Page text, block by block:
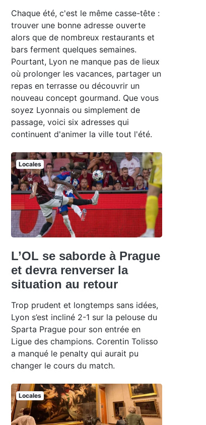
Chaque été, c'est le même casse-tête :
trouver une bonne adresse ouverte
alors que de nombreux restaurants et
bars ferment quelques semaines.
Pourtant, Lyon ne manque pas de lieux
où prolonger les vacances, partager un
repas en terrasse ou découvrir un
nouveau concept gourmand. Que vous
soyez Lyonnais ou simplement de
passage, voici six adresses qui
continuent d'animer la ville tout l'été.
Locales
L’OL se saborde à Prague
et devra renverser la
situation au retour
Trop prudent et longtemps sans idées,
Lyon s’est incliné 2-1 sur la pelouse du
Sparta Prague pour son entrée en
Ligue des champions. Corentin Tolisso
a manqué le penalty qui aurait pu
changer le cours du match.
Locales